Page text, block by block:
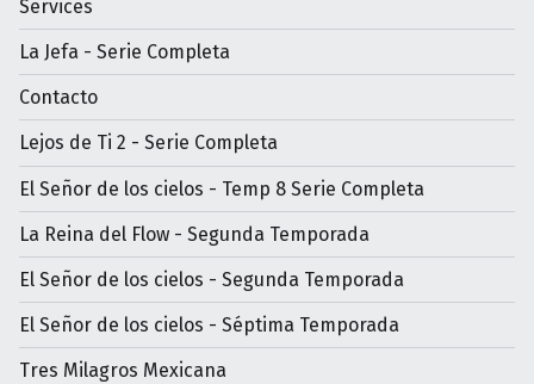
Services
La Jefa - Serie Completa
Contacto
Lejos de Ti 2 - Serie Completa
El Señor de los cielos - Temp 8 Serie Completa
La Reina del Flow - Segunda Temporada
El Señor de los cielos - Segunda Temporada
El Señor de los cielos - Séptima Temporada
Tres Milagros Mexicana